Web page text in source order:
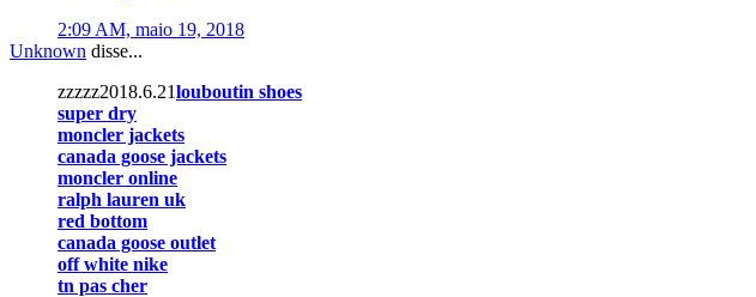
2:09 AM, maio 19, 2018
Unknown disse...
zzzzz2018.6.21louboutin shoes
super dry
moncler jackets
canada goose jackets
moncler online
ralph lauren uk
red bottom
canada goose outlet
off white nike
tn pas cher